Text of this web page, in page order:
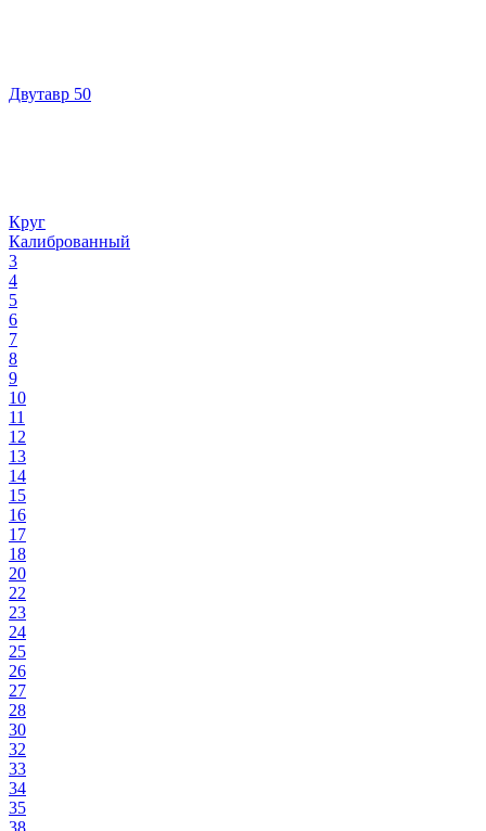
Двутавр 50
Круг
Калиброванный
3
4
5
6
7
8
9
10
11
12
13
14
15
16
17
18
20
22
23
24
25
26
27
28
30
32
33
34
35
38